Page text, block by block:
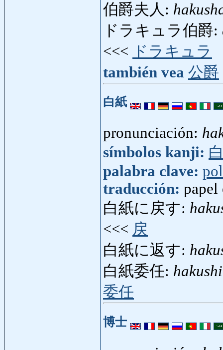
伯爵夫人:
ドラキュラ伯爵:
<<< ドラキュラ
también vea 公爵
白紙
pronunciación:
símbolos kanji:
palabra clave:
traducción: papel
白紙に戻す:
<<< 戻
白紙に返す:
白紙委任:
委任
博士